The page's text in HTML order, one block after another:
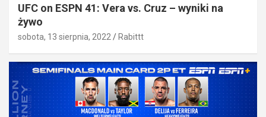
UFC on ESPN 41: Vera vs. Cruz – wyniki na
żywo
sobota, 13 sierpnia, 2022 Rabittt